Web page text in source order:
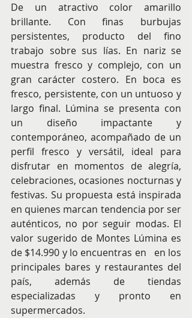
De un atractivo color amarillo
brillante. Con finas burbujas
persistentes, producto del fino
trabajo sobre sus lías. En nariz se
muestra fresco y complejo, con un
gran carácter costero. En boca es
fresco, persistente, con un untuoso y
largo final. Lúmina se presenta con
un diseño impactante y
contemporáneo, acompañado de un
perfil fresco y versátil, ideal para
disfrutar en momentos de alegría,
celebraciones, ocasiones nocturnas y
festivas. Su propuesta está inspirada
en quienes marcan tendencia por ser
auténticos, no por seguir modas. El
valor sugerido de Montes Lúmina es
de $14.990 y lo encuentras en   en los
principales bares y restaurantes del
país, además de tiendas
especializadas y pronto en
supermercados.